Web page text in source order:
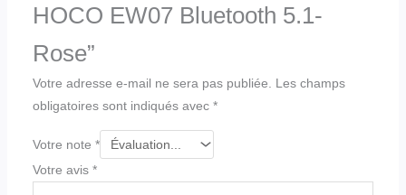
HOCO EW07 Bluetooth 5.1-
Rose”
Votre adresse e-mail ne sera pas publiée.
Les champs
obligatoires sont indiqués avec *
Votre note *
Votre avis *